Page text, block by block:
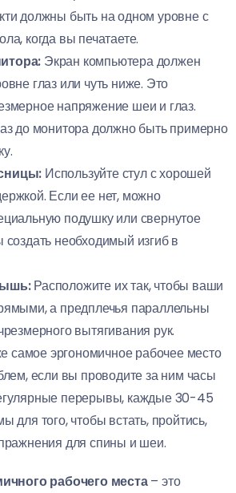
должны быть на одном уровне с
когда вы печатаете.
Экран компьютера должен
глаз или чуть ниже. Это
напряжение шеи и глаз.
до монитора должно быть примерно
Используйте стул с хорошей
Если ее нет, можно
подушку или свернутое
создать необходимый изгиб в
Расположите их так, чтобы ваши
а предплечья параллельны
вытягивания рук.
самое эргономичное рабочее место
если вы проводите за ним часы
перерывы, каждые 30-45
для того, чтобы встать, пройтись,
для спины и шеи.
рабочего места– это